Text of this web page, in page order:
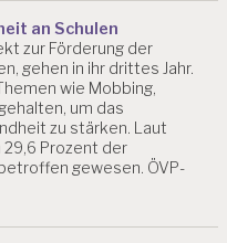
an Schulen
zur Förderung der
gehen in ihr drittes Jahr.
wie Mobbing,
um das
zu stärken. Laut
Prozent der
gewesen. ÖVP-